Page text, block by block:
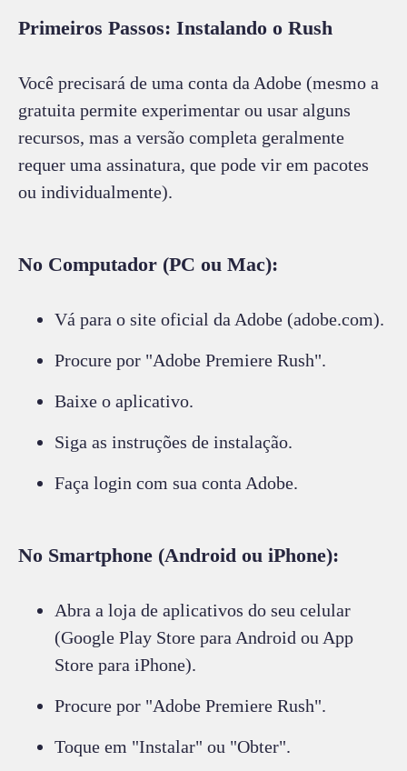
Primeiros Passos: Instalando o Rush
Você precisará de uma conta da Adobe (mesmo a
gratuita permite experimentar ou usar alguns
recursos, mas a versão completa geralmente
requer uma assinatura, que pode vir em pacotes
ou individualmente).
No Computador (PC ou Mac):
Vá para o site oficial da Adobe (adobe.com).
Procure por "Adobe Premiere Rush".
Baixe o aplicativo.
Siga as instruções de instalação.
Faça login com sua conta Adobe.
No Smartphone (Android ou iPhone):
Abra a loja de aplicativos do seu celular
(Google Play Store para Android ou App
Store para iPhone).
Procure por "Adobe Premiere Rush".
Toque em "Instalar" ou "Obter".